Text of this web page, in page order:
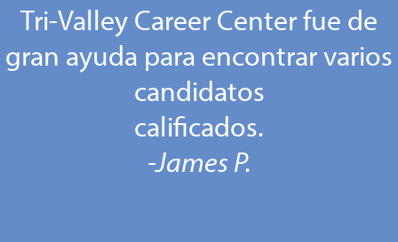
Tri-Valley Career Center fue de
gran ayuda para encontrar varios
candidatos
calificados.
-James P.